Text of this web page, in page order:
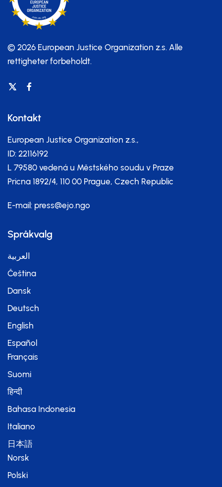
© 2026 European Justice Organization z.s. Alle
rettigheter forbeholdt.
Kontakt
European Justice Organization z.s.,
ID: 22116192
L 79580 vedená u Městského soudu v Praze
Pricna 1892/4, 110 00 Prague, Czech Republic
E-mail: press@ejo.ngo
Språkvalg
العربية
Čeština
Dansk
Deutsch
English
Español
Français
Suomi
हिन्दी
Bahasa Indonesia
Italiano
日本語
Norsk
Polski